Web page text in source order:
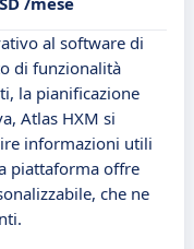
al software di
di funzionalità
la pianificazione
Atlas HXM si
informazioni utili
piattaforma offre
che ne